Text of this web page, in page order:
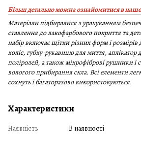
Більш детально можна ознайомитися в
Матеріали підбиралися з урахуванням
ставлення до лакофарбового покриття та
набір включає щітки різних форм і розмірів
коліс, губку-рукавицю для миття, аплікатор
поліролей, а також мікрофіброві рушники і
вологого прибирання скла. Всі елементи
сохнуть і багаторазово використовуються.
Характеристики
Наявність В наявності